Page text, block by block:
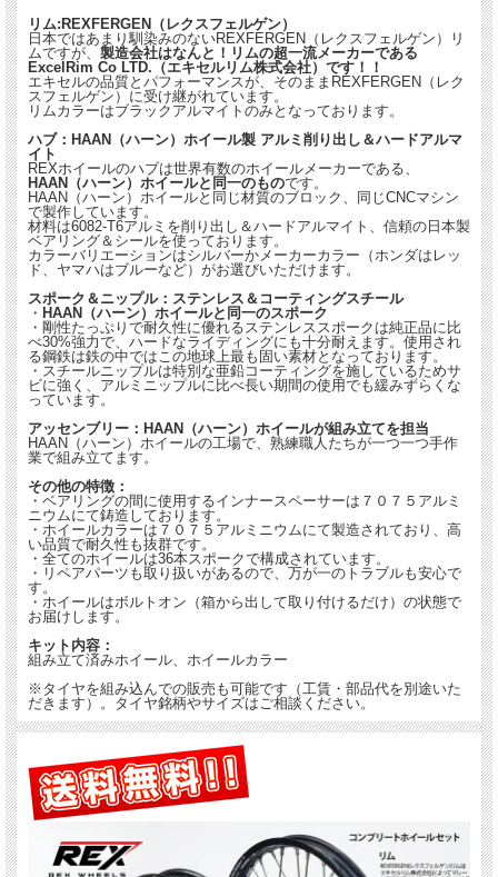
リム:REXFERGEN（レクスフェルゲン）
日本ではあまり馴染みのないREXFERGEN（レクスフェルゲン）リ
ムですが、 製造会社はなんと！リムの超一流メーカーである
ExcelRim Co LTD.（エキセルリム株式会社）です！！
エキセルの品質とパフォーマンスが、そのままREXFERGEN（レク
スフェルゲン）に受け継がれています。
リムカラーはブラックアルマイトのみとなっております。
ハブ：HAAN（ハーン）ホイール製 アルミ削り出し＆ハードアルマ
イト
REXホイールのハブは世界有数のホイールメーカーである、
HAAN（ハーン）ホイールと同一のものです。
HAAN（ハーン）ホイールと同じ材質のブロック、同じCNCマシン
で製作しています。
材料は6082-T6アルミを削り出し＆ハードアルマイト、信頼の日本製
ベアリング＆シールを使っております。
カラーバリエーションはシルバーかメーカーカラー（ホンダはレッ
ド、ヤマハはブルーなど）がお選びいただけます。
スポーク＆ニップル：ステンレス＆コーティングスチール
・ HAAN（ハーン）ホイールと同一のスポーク
・剛性たっぷりで耐久性に優れるステンレススポークは純正品に比
べ30%強力で、ハードなライディングにも十分耐えます。使用され
る鋼鉄は鉄の中ではこの地球上最も固い素材となっております。
・スチールニップルは特別な亜鉛コーティングを施しているためサ
ビに強く、アルミニップルに比べ長い期間の使用でも緩みずらくな
っています。
アッセンブリー：HAAN（ハーン）ホイールが組み立てを担当
HAAN（ハーン）ホイールの工場で、熟練職人たちが一つ一つ手作
業で組み立てます。
その他の特徴：
・ベアリングの間に使用するインナースペーサーは７０７５アルミ
ニウムにて鋳造しております。
・ホイールカラーは７０７５アルミニウムにて製造されており、高
い品質で耐久性も抜群です。
・全てのホイールは36本スポークで構成されています。
・リペアパーツも取り扱いがあるので、万が一のトラブルも安心で
す。
・ホイールはボルトオン（箱から出して取り付けるだけ）の状態で
お届けします。
キット内容：
組み立て済みホイール、ホイールカラー
※タイヤを組み込んでの販売も可能です（工賃・部品代を別途いた
だきます）。タイヤ銘柄やサイズはご相談ください。